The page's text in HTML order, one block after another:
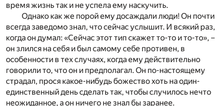
время жизнь так и не успела ему наскучить.
Однако как же порой ему досаждали люди! Он почти
всегда заведомо знал, что сейчас услышит. И всякий раз,
когда он думал: «Сейчас этот тип скажет то-то и то-то», –
он злился на себя и был самому себе противен, в
особенности в тех случаях, когда ему действительно
говорили то, что он и предполагал. Он по-настоящему
страдал, прося какое-нибудь божество хоть на один-
единственный день сделать так, чтобы случилось нечто
неожиданное, а он ничего не знал бы заранее.